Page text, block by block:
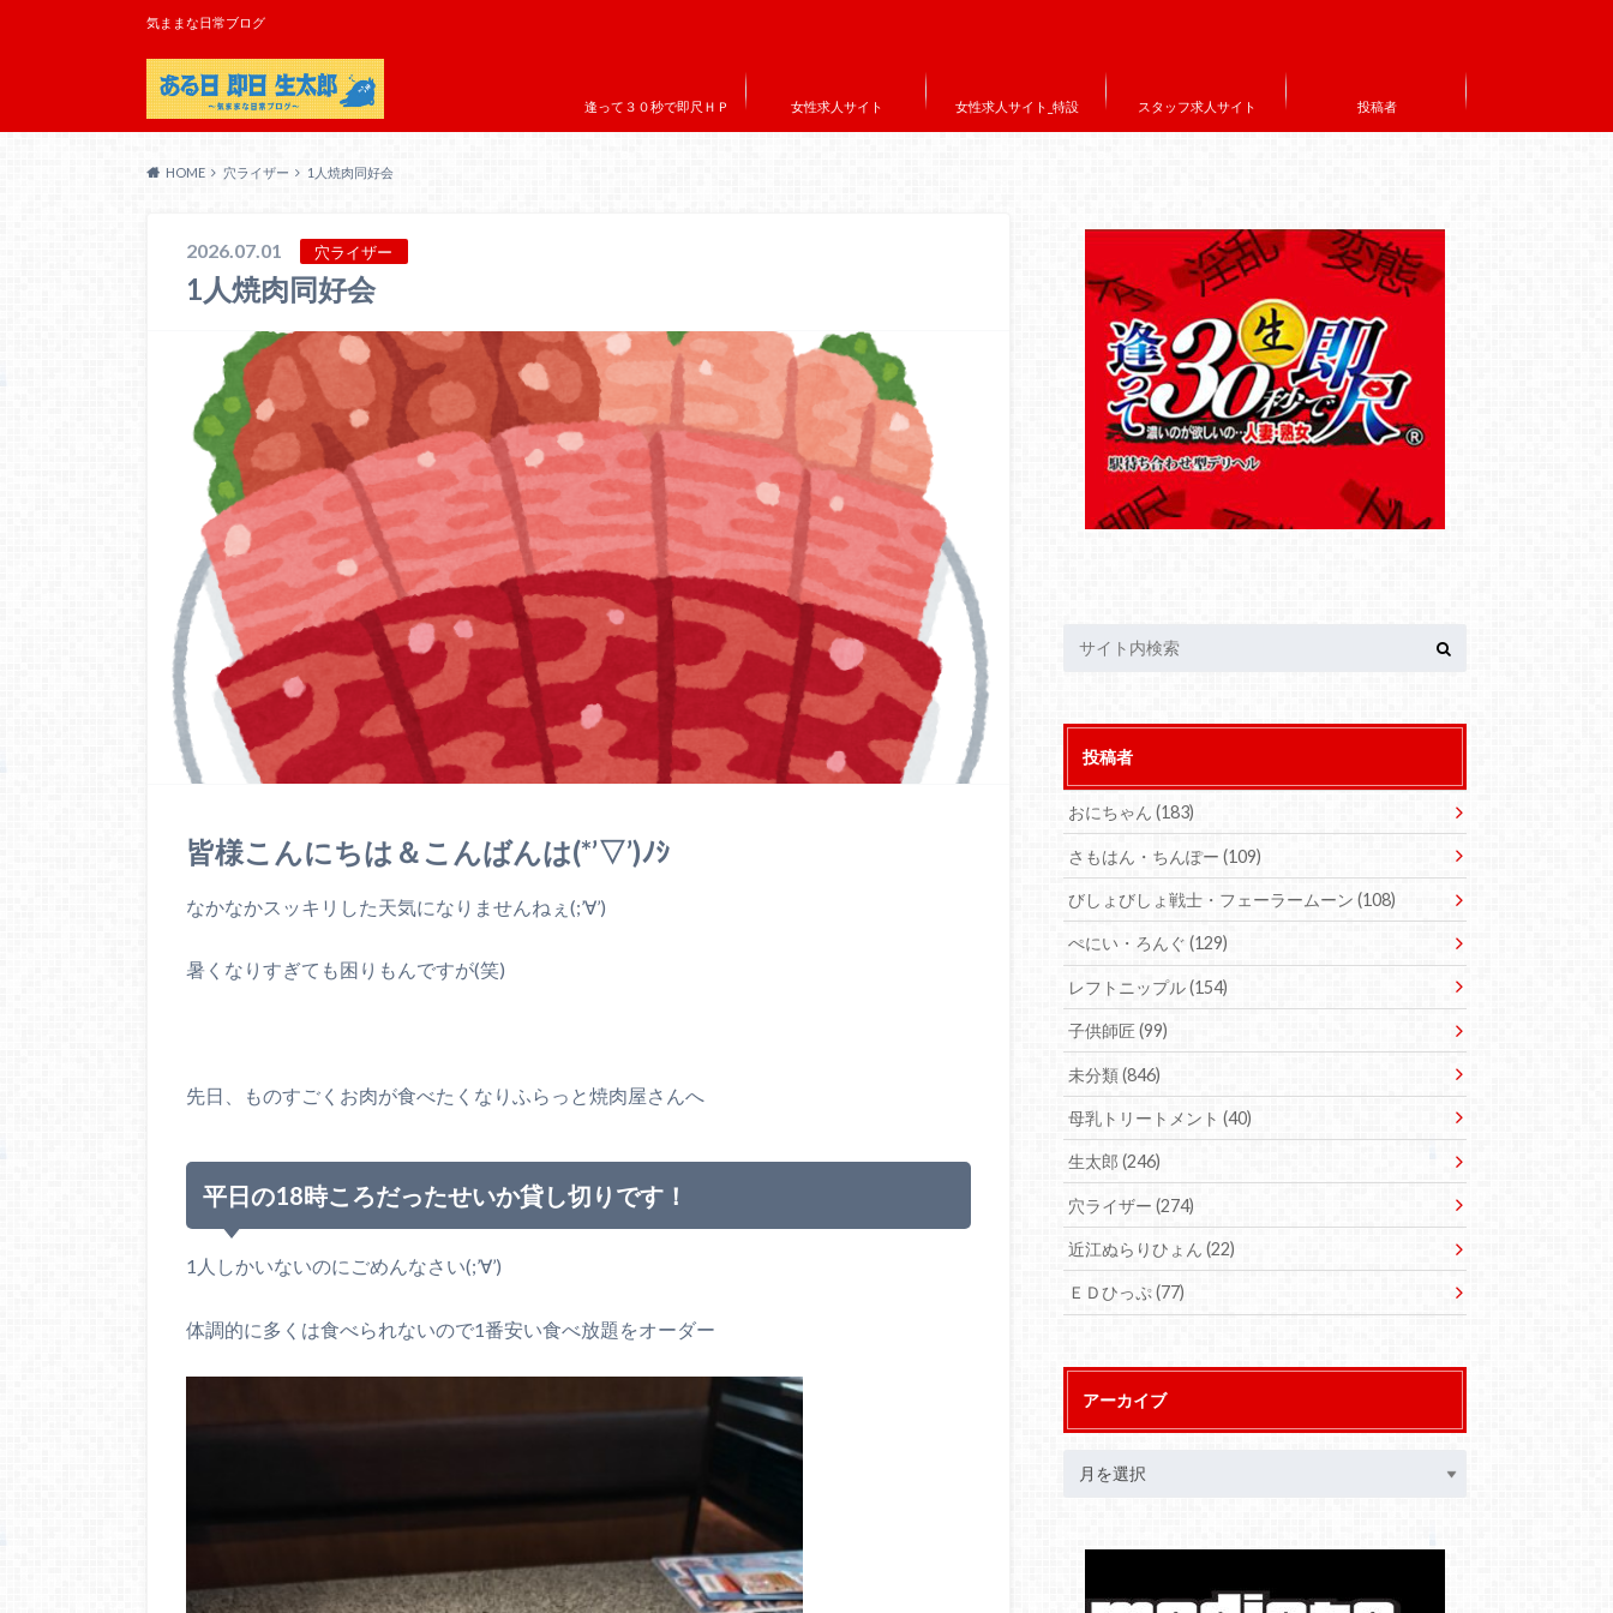
気ままな日常ブログ
逢って３０秒で即尺ＨＰ 女性求人サイト 女性求人サイト_特設 スタッフ求人サイト 投稿者
HOME 穴ライザー 1人焼肉同好会
2026.07.01 穴ライザー
1人焼肉同好会
皆様こんにちは＆こんばんは(*’▽’)ﾉｼ
なかなかスッキリした天気になりませんねぇ(;’∀’)
暑くなりすぎても困りもんですが(笑)
先日、ものすごくお肉が食べたくなりふらっと焼肉屋さんへ
平日の18時ころだったせいか貸し切りです！
1人しかいないのにごめんなさい(;’∀’)
体調的に多くは食べられないので1番安い食べ放題をオーダー
投稿者
おにちゃん(183)
さもはん・ちんぽー(109)
びしょびしょ戦士・フェーラームーン(108)
ぺにい・ろんぐ(129)
レフトニップル(154)
子供師匠(99)
未分類(846)
母乳トリートメント(40)
生太郎(246)
穴ライザー(274)
近江ぬらりひょん(22)
ＥＤひっぷ(77)
アーカイブ